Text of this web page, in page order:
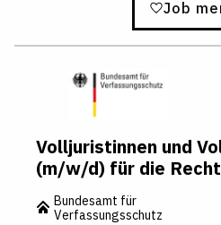
Job
Volljuristinnen und
(m/w/d) für die
Bundesamt für
Verfassungsschutz